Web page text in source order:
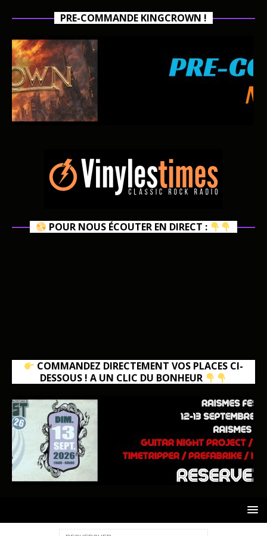
PRE-COMMANDE KINGCROWN !
POUR NOUS ÉCOUTER EN DIRECT :
COMMANDEZ DIRECTEMENT VOS PLACES CI-
DESSOUS ! A UN CLIC DU BONHEUR